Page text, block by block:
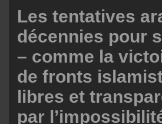
Les tentatives
décennies pour
– comme la
de fronts
libres et
par